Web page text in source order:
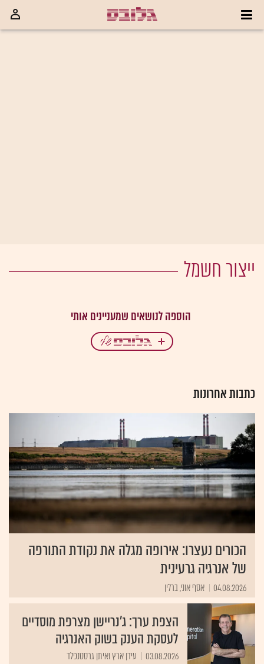
ייצור חשמל
כתבות אחרונות
הכורים נעצרו: אירופה מגלה את נקודת התורפה
של אנרגיה גרעינית
04.08.2026 אסף אוני, ברלין
הצפת ערך: ג'נריישן מצרפת מוסדיים
לעסקת הענק בשוק האנרגיה
03.08.2026 עידן ארץ ואיתן גרסטנפלד